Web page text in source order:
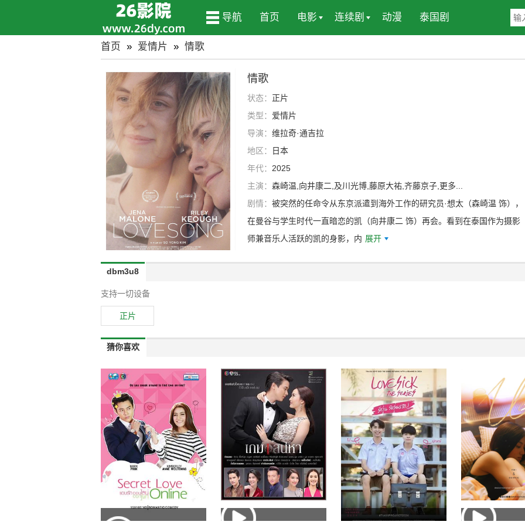
导航 首页 电影 连续剧 动漫 泰国剧
首页 » 爱情片 » 情歌
情歌
状态： 正片
类型： 爱情片
导演： 维拉奇·通吉拉
地区：
日本
年代： 2025
主演： 森崎温,向井康二,及川光博,藤原大祐,齐藤京子,更多...
剧情： 被突然的任命令从东京派遣到海外工作的研究员·想太（森崎温 饰），
在曼谷与学生时代一直暗恋的凯（向井康二 饰）再会。看到在泰国作为摄影
师兼音乐人活跃的凯的身影，内 展开
dbm3u8
支持一切设备
正片
猜你喜欢